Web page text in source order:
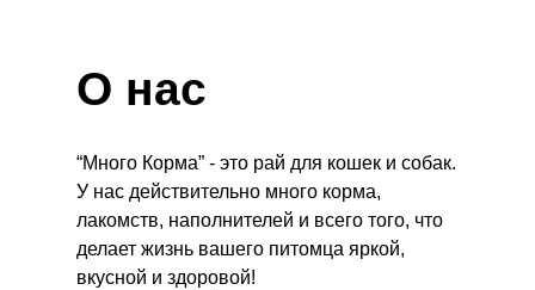
“Много Корма” - это рай для кошек и собак.
У нас действительно много корма,
лакомств, наполнителей и всего того, что
делает жизнь вашего питомца яркой,
вкусной и здоровой!
О нас